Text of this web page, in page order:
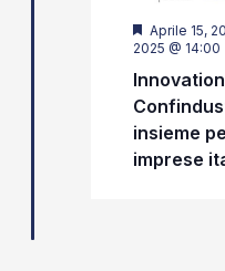
Segnalati
Aprile 15,
2025 @ 14:00
insieme
imprese